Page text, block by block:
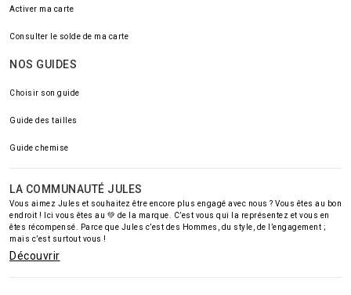
Activer ma carte
Consulter le solde de ma carte
NOS GUIDES
Choisir son guide
Guide des tailles
Guide chemise
LA COMMUNAUTÉ JULES
Vous aimez Jules et souhaitez être encore plus engagé avec nous ? Vous êtes au bon
endroit ! Ici vous êtes au 💚 de la marque. C’est vous qui la représentez et vous en
êtes récompensé. Parce que Jules c’est des Hommes, du style, de l’engagement ;
mais c’est surtout vous !
Découvrir